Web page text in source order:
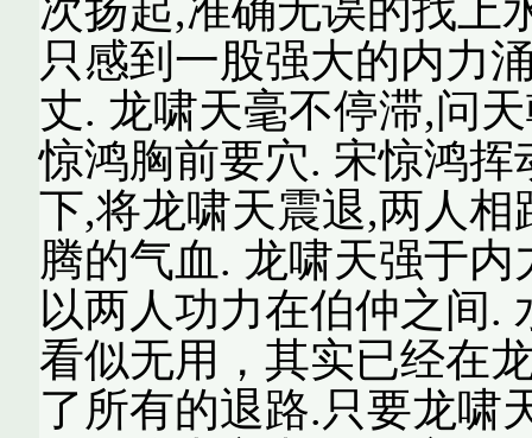
次扬起,准确无误的找上
只感到一股强大的内力
丈. 龙啸天毫不停滞,问
惊鸿胸前要穴. 宋惊鸿
下,将龙啸天震退,两人
腾的气血. 龙啸天强于
以两人功力在伯仲之间.
看似无用，其实已经在
了所有的退路.只要龙啸